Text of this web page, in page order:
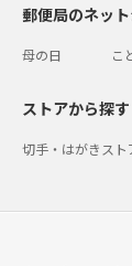
郵便局のネッ
母の日 こ
ストアから探す
切手・はがきスト